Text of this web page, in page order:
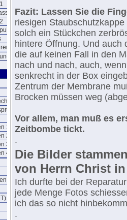
prüfen
1
2
3
4
Fazit: Lassen Sie die
riesigen
solch ein Stückchen
hintere Öffnung. Und auch
die auf keinen Fall in den
nach und nach, auch,
senkrecht in der Box
Zentrum der Membrane
Brocken müssen weg
Vor allem, man muß es
Zeitbombe tickt.
.
Die Bilder
von Herrn Christ
Ich durfte bei der
jede Menge Fotos
ich das so nicht
.